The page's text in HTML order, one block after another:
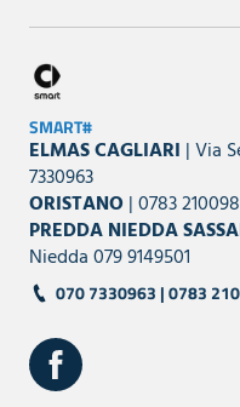
SMART#
ELMAS CAGLIARI | Via
7330963
ORISTANO| 0783 210098
PREDDA NIEDDA
Niedda 079 9149501
070 7330963 | 0783